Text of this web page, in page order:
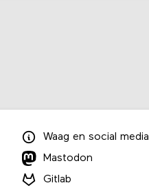
Waag en social media
Mastodon
Gitlab